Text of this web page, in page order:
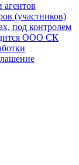
агентов
(участников)
под контролем
ООО СК